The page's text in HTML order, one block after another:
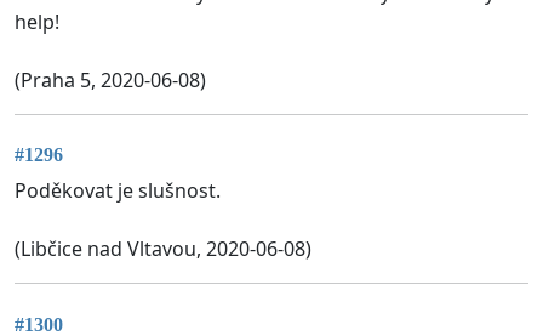
help!
(Praha 5, 2020-06-08)
#1296
Poděkovat je slušnost.
(Libčice nad Vltavou, 2020-06-08)
#1300